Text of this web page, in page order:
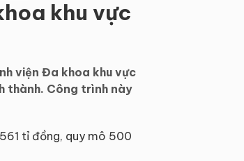
khu vực
viện Đa khoa khu vực
thành. Công trình này